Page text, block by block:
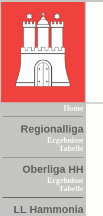
Home
Regionalliga
Ergebnisse
Tabelle
Oberliga HH
Ergebnisse
Tabelle
LL Hammonia